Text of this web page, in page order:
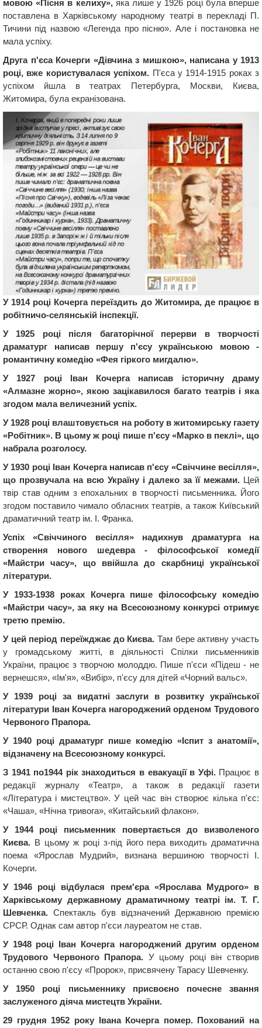
мовою «Пісня в келиху»,яка лише у 1926 році була вперше
поставлена ​​в Харківському народному театрі в перекладі П.
Тичини під назвою «Легенда про пісню». Але і постановка не
мала успіху.
Друга п'єса Кочерги «Дівчина з мишкою», написана у 1913
році, вже користувалася успіхом. П'єса у 1914-1915 роках з
успіхом йшла в театрах Петербурга, Москви, Києва,
Житомира, була екранізована.
У 1914 році Кочерга переїздить до Житомира, де працює в
робітничо-селянській інспекції.
У 1925 році після багаторічної перерви в творчості
драматург написав першу п'єсу українською мовою -
романтичну комедію «Фея гіркого мигдалю».
У 1927 році Іван Кочерга написав історичну драму
«Алмазне жорно», якою зацікавилося багато театрів і яка
згодом мала величезний успіх.
У 1928 році влаштовується на роботу в житомирську газету
«Робітник». В цьому ж році пише п'єсу «Марко в пеклі», що
набрала розголосу.
У 1930 році Іван Кочерга написав п'єсу «Свіччине весілля»,
що прозвучала на всю Україну і далеко за її межами. Цей
твір став одним з епохальних в творчості письменника. Його
згодом поставило чимало обласних театрів, а також Київський
драматичний театр ім. І. Франка.
Успіх «Свіччиного весілля» надихнув драматурга на
створення нового шедевра - філософської комедії
«Майстри часу», що ввійшла до скарбниці української
літератури.
У 1933-1938 роках Кочерга пише філософську комедію
«Майстри часу», за яку на Всесоюзному конкурсі отримує
третю премію.
У цей період переїжджає до Києва. Там бере активну участь
у громадському житті, в діяльності Спілки письменників
України, працює з творчою молоддю. Пише п'єси «Підеш - не
вернешся», «Ім'я», «Вибір», п'єсу для дітей «Чорний вальс».
У 1939 році за видатні заслуги в розвитку української
літератури Іван Кочерга нагороджений орденом Трудового
Червоного Прапора.
У 1940 році драматург пише комедію «Іспит з анатомії»,
відзначену на Всесоюзному конкурсі.
З 1941 по1944 рік знаходиться в евакуації в Уфі.Працює в
редакції журналу «Театр», а також в редакції газети
«Література і мистецтво». У цей час він створює кілька п'єс:
«Чаша», «Нічна тривога», «Китайський флакон».
У 1944 році письменник повертається до визволеного
Києва. В цьому ж році з-під його пера виходить драматична
поема «Ярослав Мудрий», визнана вершиною творчості І.
Кочерги.
У 1946 році відбулася прем'єра «Ярослава Мудрого» в
Харківському державному драматичному театрі ім. Т. Г.
Шевченка. Спектакль був відзначений Державною премією
СРСР. Однак сам автор п'єси лауреатом не став.
У 1948 році Іван Кочерга нагороджений другим орденом
Трудового Червоного Прапора. У цьому році він створив
останню свою п'єсу «Пророк», присвячену Тарасу Шевченку.
У 1950 році письменнику присвоєно почесне звання
заслуженого діяча мистецтв України.
29 грудня 1952 року Івана Кочерга помер. Похований на